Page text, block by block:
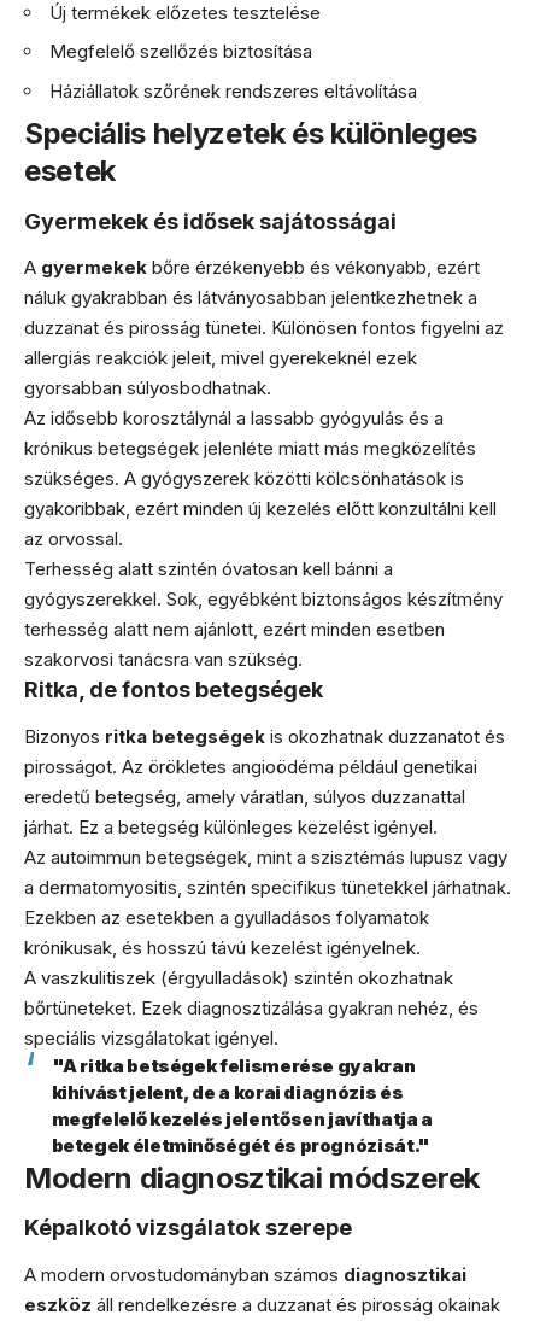
Új termékek előzetes tesztelése
Megfelelő szellőzés biztosítása
Háziállatok szőrének rendszeres eltávolítása
Speciális helyzetek és különleges
esetek
Gyermekek és idősek sajátosságai
A gyermekek bőre érzékenyebb és vékonyabb, ezért
náluk gyakrabban és látványosabban jelentkezhetnek a
duzzanat és pirosság tünetei. Különösen fontos figyelni az
allergiás reakciók jeleit, mivel gyerekeknél ezek
gyorsabban súlyosbodhatnak.
Az idősebb korosztálynál a lassabb gyógyulás és a
krónikus betegségek jelenléte miatt más megközelítés
szükséges. A gyógyszerek közötti kölcsönhatások is
gyakoribbak, ezért minden új kezelés előtt konzultálni kell
az orvossal.
Terhesség alatt szintén óvatosan kell bánni a
gyógyszerekkel. Sok, egyébként biztonságos készítmény
terhesség alatt nem ajánlott, ezért minden esetben
szakorvosi tanácsra van szükség.
Ritka, de fontos betegségek
Bizonyos ritka betegségek is okozhatnak duzzanatot és
pirosságot. Az örökletes angioödéma például genetikai
eredetű betegség, amely váratlan, súlyos duzzanattal
járhat. Ez a betegség különleges kezelést igényel.
Az autoimmun betegségek, mint a szisztémás lupusz vagy
a dermatomyositis, szintén specifikus tünetekkel járhatnak.
Ezekben az esetekben a gyulladásos folyamatok
krónikusak, és hosszú távú kezelést igényelnek.
A vaszkulitiszek (érgyulladások) szintén okozhatnak
bőrtüneteket. Ezek diagnosztizálása gyakran nehéz, és
speciális vizsgálatokat igényel.
"A ritka betségek felismerése gyakran
kihívást jelent, de a korai diagnózis és
megfelelő kezelés jelentősen javíthatja a
betegek életminőségét és prognózisát."
Modern diagnosztikai módszerek
Képalkotó vizsgálatok szerepe
A modern orvostudományban számos diagnosztikai
eszköz áll rendelkezésre a duzzanat és pirosság okainak